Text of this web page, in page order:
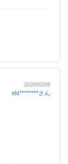
て女性だと大
アクセスでき
二度手間感は
マットアイボ
2020/02/09
shi********さん